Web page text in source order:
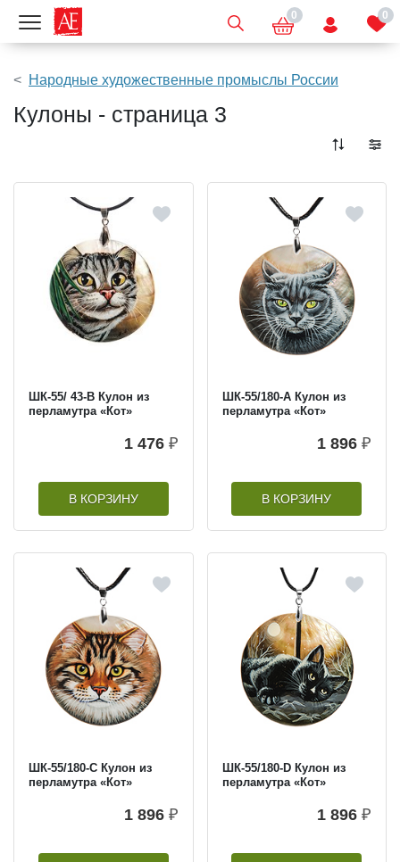
Показать меню 0 0
Народные художественные промыслы России
Кулоны - страница 3
ШК-55/ 43-B Кулон из
перламутра «Кот»
1 476 ₽
В КОРЗИНУ
ШК-55/180-A Кулон из
перламутра «Кот»
1 896 ₽
В КОРЗИНУ
ШК-55/180-C Кулон из
перламутра «Кот»
1 896 ₽
ШК-55/180-D Кулон из
перламутра «Кот»
1 896 ₽